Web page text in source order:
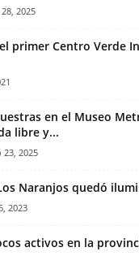
2025
primer Centro Verde
en el Museo
libre y...
23, 2025
Naranjos quedó
2023
activos en la